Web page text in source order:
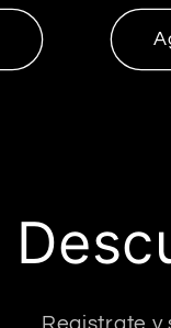
Registrate y